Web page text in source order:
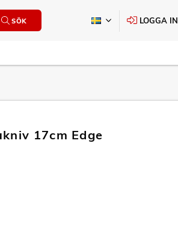
SÖK LOGGA IN
17cm Edge